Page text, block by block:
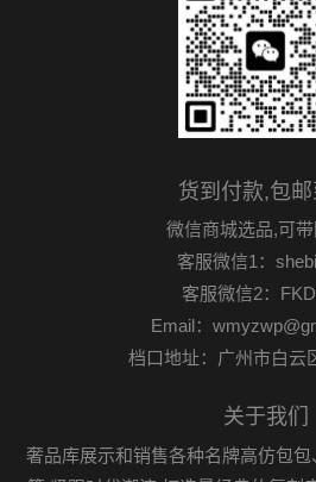
货到付款,包
微信商城选品,可
客服微信1：
客服微信2：
Email：
档口地址：广州市白云
关于我们
奢品库展示和销售各种名牌高仿包